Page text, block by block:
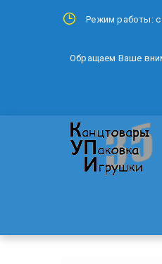
Режим работы: с
Обращаем Ваше